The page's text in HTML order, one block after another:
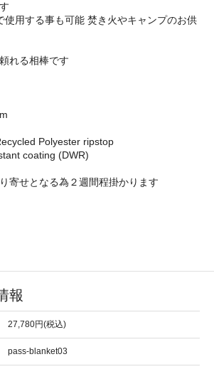
使用する事も可能 焚き火やキャンプのお供
れる相棒です
Polyester ripstop
coating (DWR)
寄せとなる為２週間程掛かります
報
27,780円(税込)
pass-blanket03